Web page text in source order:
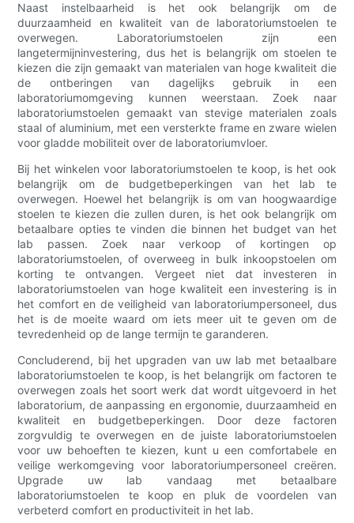
Naast instelbaarheid is het ook belangrijk om de
duurzaamheid en kwaliteit van de laboratoriumstoelen te
overwegen. Laboratoriumstoelen zijn een
langetermijninvestering, dus het is belangrijk om stoelen te
kiezen die zijn gemaakt van materialen van hoge kwaliteit die
de ontberingen van dagelijks gebruik in een
laboratoriumomgeving kunnen weerstaan. Zoek naar
laboratoriumstoelen gemaakt van stevige materialen zoals
staal of aluminium, met een versterkte frame en zware wielen
voor gladde mobiliteit over de laboratoriumvloer.
Bij het winkelen voor laboratoriumstoelen te koop, is het ook
belangrijk om de budgetbeperkingen van het lab te
overwegen. Hoewel het belangrijk is om van hoogwaardige
stoelen te kiezen die zullen duren, is het ook belangrijk om
betaalbare opties te vinden die binnen het budget van het
lab passen. Zoek naar verkoop of kortingen op
laboratoriumstoelen, of overweeg in bulk inkoopstoelen om
korting te ontvangen. Vergeet niet dat investeren in
laboratoriumstoelen van hoge kwaliteit een investering is in
het comfort en de veiligheid van laboratoriumpersoneel, dus
het is de moeite waard om iets meer uit te geven om de
tevredenheid op de lange termijn te garanderen.
Concluderend, bij het upgraden van uw lab met betaalbare
laboratoriumstoelen te koop, is het belangrijk om factoren te
overwegen zoals het soort werk dat wordt uitgevoerd in het
laboratorium, de aanpassing en ergonomie, duurzaamheid en
kwaliteit en budgetbeperkingen. Door deze factoren
zorgvuldig te overwegen en de juiste laboratoriumstoelen
voor uw behoeften te kiezen, kunt u een comfortabele en
veilige werkomgeving voor laboratoriumpersoneel creëren.
Upgrade uw lab vandaag met betaalbare
laboratoriumstoelen te koop en pluk de voordelen van
verbeterd comfort en productiviteit in het lab.